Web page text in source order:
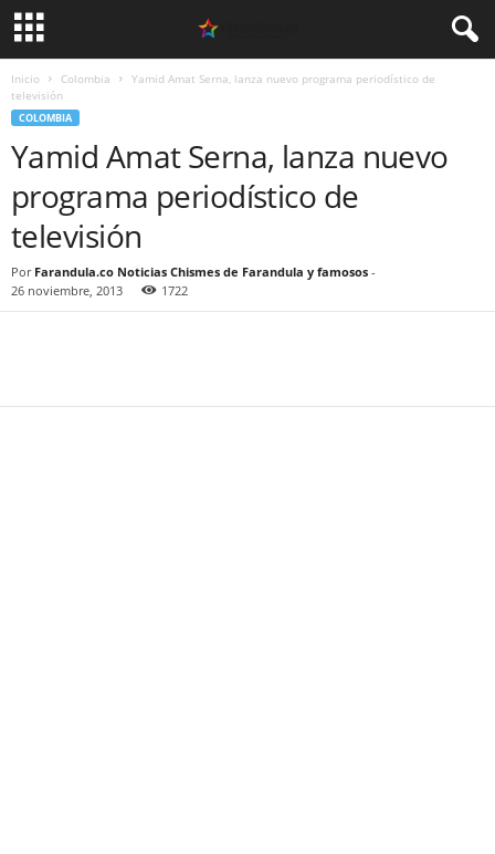
Inicio Colombia
Yamid Amat Serna, lanza nuevo programa periodístico de
televisión
COLOMBIA
Yamid Amat Serna, lanza nuevo
programa periodístico de
televisión
Por Farandula.co Noticias Chismes de Farandula y famosos -
26 noviembre, 2013
1722